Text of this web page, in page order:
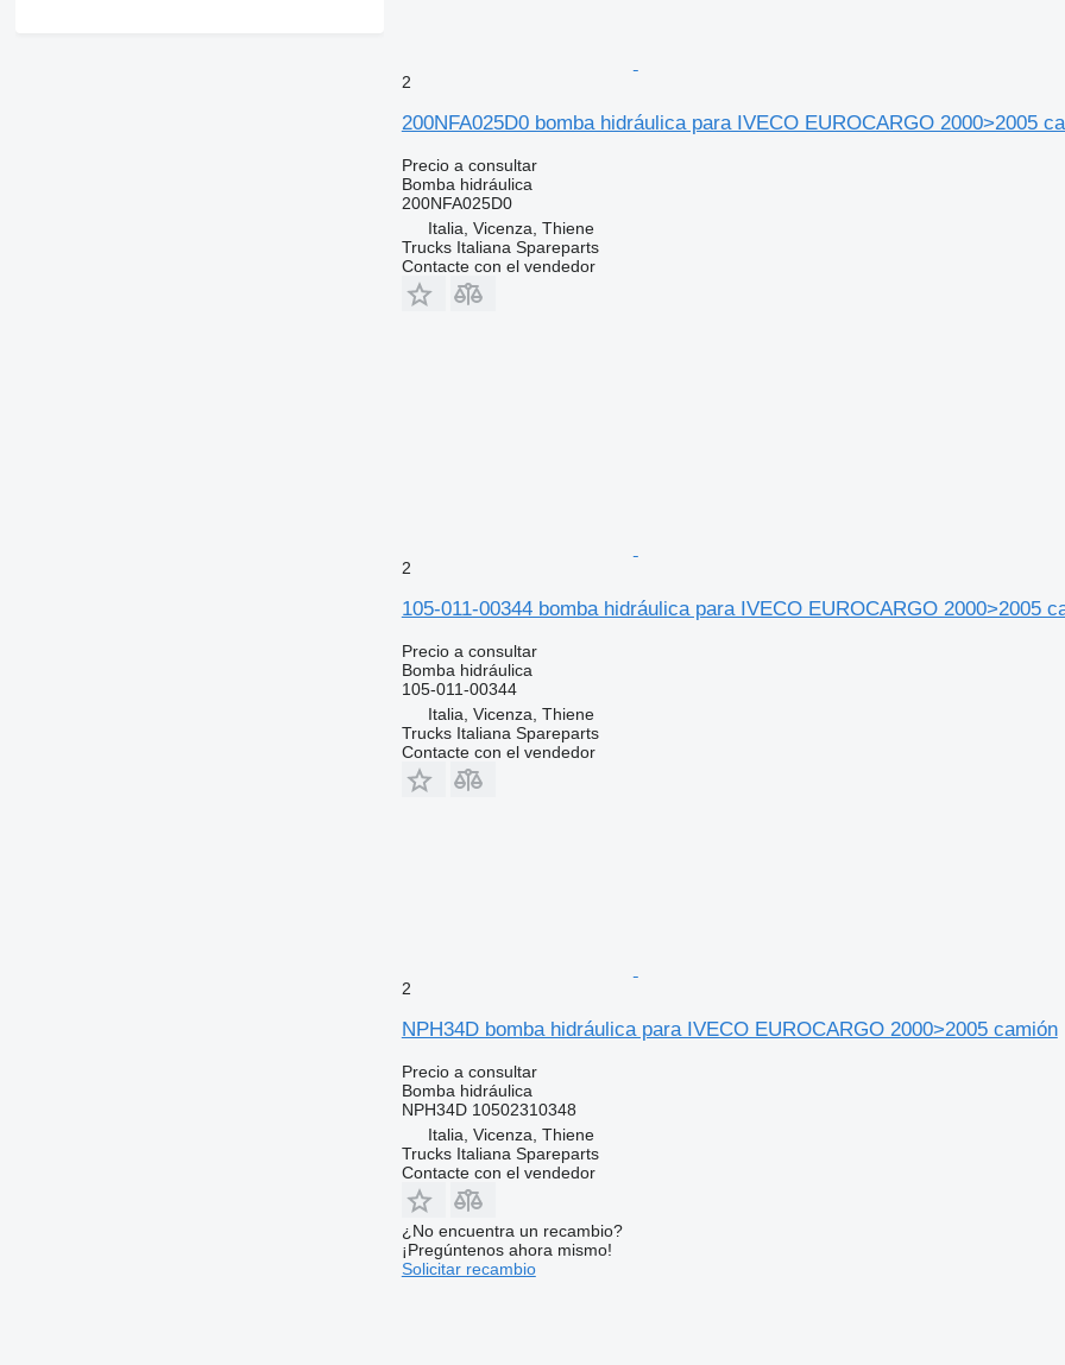
2
200NFA025D0 bomba hidráulica para IVECO EUROCARGO 2000>2005
Precio a consultar
Bomba hidráulica
200NFA025D0
Italia, Vicenza, Thiene
Trucks Italiana Spareparts
Contacte con el vendedor
2
105-011-00344 bomba hidráulica para IVECO EUROCARGO 2000>2005
Precio a consultar
Bomba hidráulica
105-011-00344
Italia, Vicenza, Thiene
Trucks Italiana Spareparts
Contacte con el vendedor
2
NPH34D bomba hidráulica para IVECO EUROCARGO 2000>2005 camión
Precio a consultar
Bomba hidráulica
NPH34D 10502310348
Italia, Vicenza, Thiene
Trucks Italiana Spareparts
Contacte con el vendedor
¿No encuentra un recambio?
¡Pregúntenos ahora mismo!
Solicitar recambio